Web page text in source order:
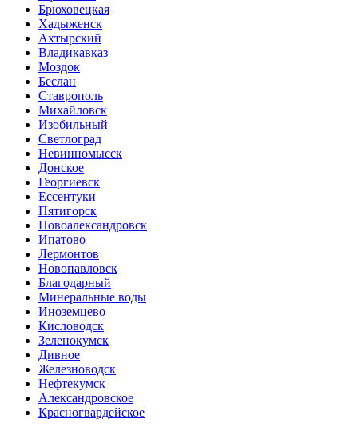
Брюховецкая
Хадыженск
Ахтырский
Владикавказ
Моздок
Беслан
Ставрополь
Михайловск
Изобильный
Светлоград
Невинномысск
Донское
Георгиевск
Ессентуки
Пятигорск
Новоалександровск
Ипатово
Лермонтов
Новопавловск
Благодарный
Минеральные воды
Иноземцево
Кисловодск
Зеленокумск
Дивное
Железноводск
Нефтекумск
Александровское
Красногвардейское